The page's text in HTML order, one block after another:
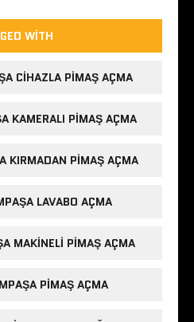
WITH
CIHAZLA PIMAŞ AÇMA
KAMERALI PIMAŞ AÇMA
KIRMADAN PIMAŞ AÇMA
LAVABO AÇMA
MAKINELI PIMAŞ AÇMA
PIMAŞ AÇMA